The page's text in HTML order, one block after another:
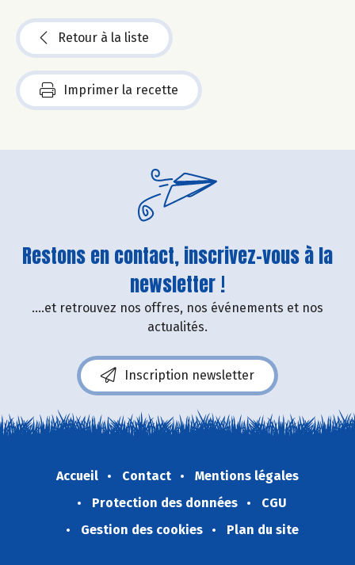
Retour à la liste
Imprimer la recette
Restons en contact, inscrivez-vous à la
newsletter !
....et retrouvez nos offres, nos événements et nos
actualités.
Inscription newsletter
Accueil Contact
Mentions légales
Protection des données
CGU
Gestion des cookies
Plan du site